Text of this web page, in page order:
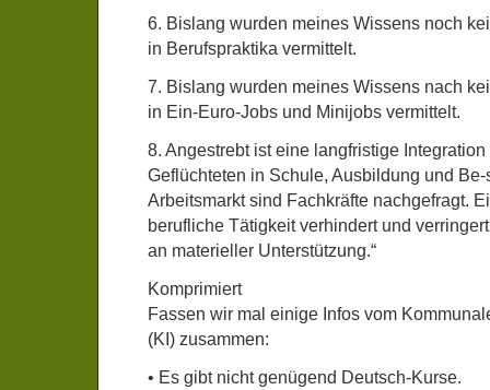
6. Bislang wurden meines Wissens noch
in Berufspraktika vermittelt.
7. Bislang wurden meines Wissens nach
in Ein-Euro-Jobs und Minijobs vermittelt.
8. Angestrebt ist eine langfristige
Geflüchteten in Schule, Ausbildung und
Arbeitsmarkt sind Fachkräfte nachgefragt.
berufliche Tätigkeit verhindert und
an materieller Unterstützung.“
Komprimiert
Fassen wir mal einige Infos vom
(KI) zusammen:
• Es gibt nicht genügend Deutsch-Kurse.